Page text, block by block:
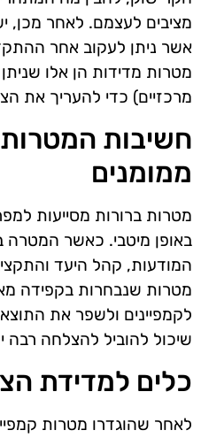
מציבים לעצמם. לאחר מכן,
אשר ניתן לעקוב אחר
מרכזיים) כדי להעריך את
חשיבות המטרות
ממומנים
מטרות ברורות מסייעות
באופן מיטבי. כאשר המטרה
המודעות, קהל היעד
מטרות שנבחרות בקפידה
לקמפיינים ולשפר את
שיכול להוביל להצלחה רבה
כלים למדידת
לאחר שהוגדרו מטרות